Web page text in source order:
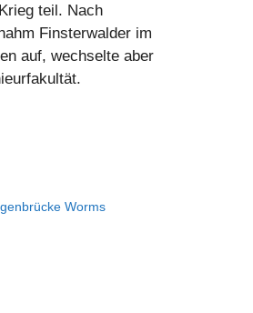
teil. Nach
Finsterwalder im
auf, wechselte aber
Worms